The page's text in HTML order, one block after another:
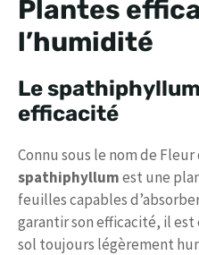
Plantes
l’humidité
Le
efficacité
Connu sous le nom de Fleur
spathiphyllumest une
feuilles capables
garantir son efficacité, il
sol toujours légèrement